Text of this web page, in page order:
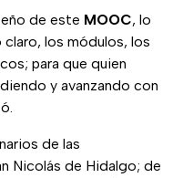
de este MOOC, lo
los módulos, los
para que quien
y avanzando con
de las
Nicolás de Hidalgo; de